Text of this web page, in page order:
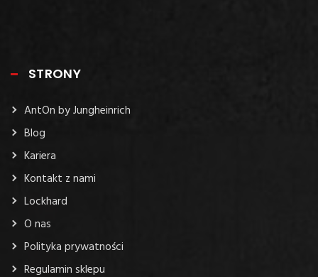
STRONY
AntOn by Jungheinrich
Blog
Kariera
Kontakt z nami
Lockhard
O nas
Polityka prywatności
Regulamin sklepu